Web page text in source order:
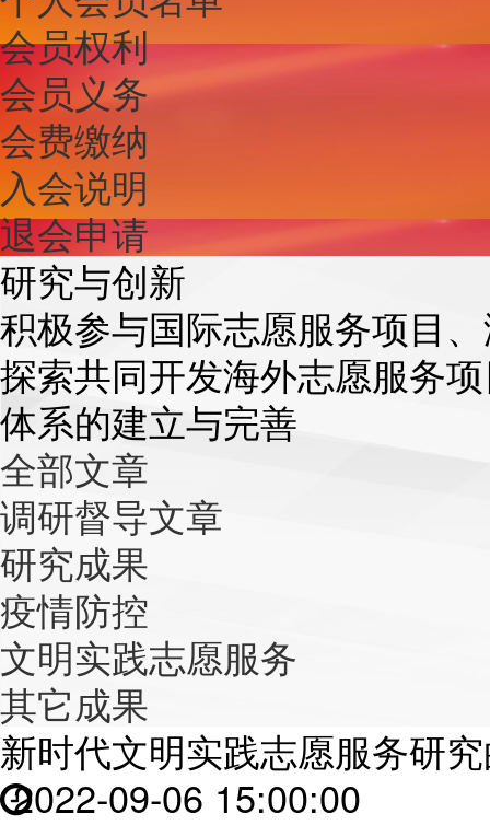
会员权利
会员义务
会费缴纳
入会说明
退会申请
研究与创新
积极参与国际志愿服务项目
探索共同开发海外志愿服务
体系的建立与完善
全部文章
调研督导文章
研究成果
疫情防控
文明实践志愿服务
其它成果
新时代文明实践志愿服务研究
2022-09-06 15:00:00